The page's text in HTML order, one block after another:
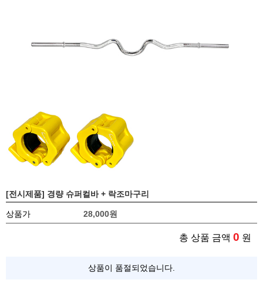
[전시제품] 경량 슈퍼컬바 + 락조마구리
상품가 28,000원
총 상품 금액 0 원
상품이 품절되었습니다.